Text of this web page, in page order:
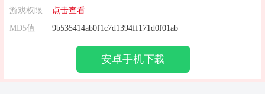
游戏权限
点击查看
MD5值
9b535414ab0f1c7d1394ff171d0f01ab
安卓手机下载